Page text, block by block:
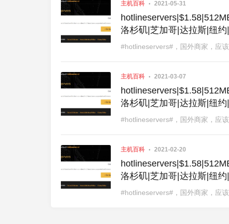
主机百科 2021-05-31
洛杉矶|芝加哥|达拉斯|纽约
#hotlineservers#，国外商家，应
主机百科 2021-03-07
洛杉矶|芝加哥|达拉斯|纽约
#hotlineservers#，国外商家，应
主机百科 2021-02-20
洛杉矶|芝加哥|达拉斯|纽
#hotlineservers#，国外商家，应